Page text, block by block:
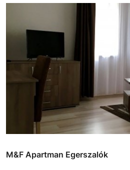
M&F Apartman Egerszalók